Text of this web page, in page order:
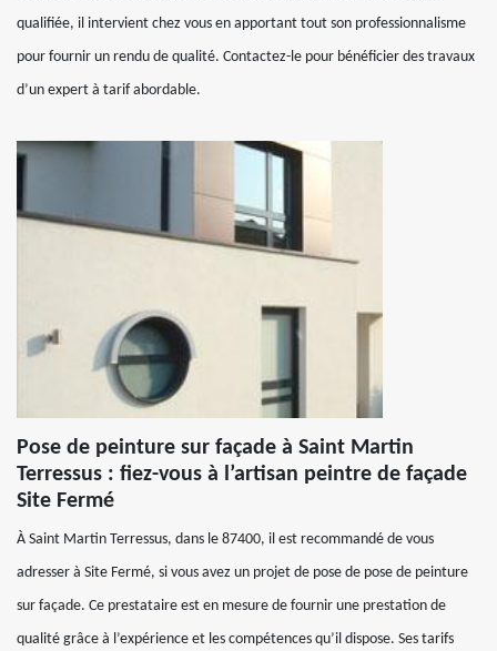
qualifiée, il intervient chez vous en apportant tout son professionnalisme
pour fournir un rendu de qualité. Contactez-le pour bénéficier des travaux
d’un expert à tarif abordable.
Pose de peinture sur façade à Saint Martin
Terressus : fiez-vous à l’artisan peintre de façade
Site Fermé
À Saint Martin Terressus, dans le 87400, il est recommandé de vous
adresser à Site Fermé, si vous avez un projet de pose de pose de peinture
sur façade. Ce prestataire est en mesure de fournir une prestation de
qualité grâce à l’expérience et les compétences qu’il dispose. Ses tarifs